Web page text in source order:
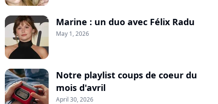
Marine : un duo avec Félix Radu
May 1, 2026
Notre playlist coups de coeur du
mois d'avril
April 30, 2026